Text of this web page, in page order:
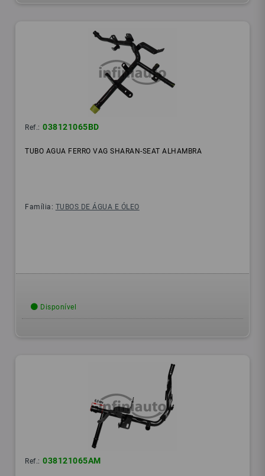
Ref.: 038121065BD
TUBO AGUA FERRO VAG SHARAN-SEAT ALHAMBRA
Família: TUBOS DE ÁGUA E ÓLEO
Disponível
Ref.: 038121065AM